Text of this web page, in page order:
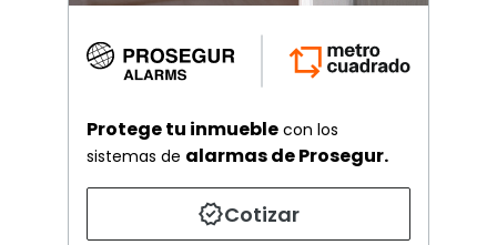
Protege tu inmueble con los
sistemas de alarmas de Prosegur.
Cotizar